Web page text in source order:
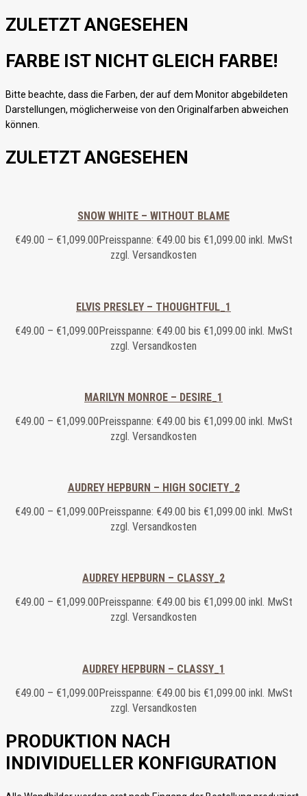
ZULETZT ANGESEHEN
FARBE IST NICHT GLEICH FARBE!
Bitte beachte, dass die Farben, der auf dem Monitor abgebildeten
Darstellungen, möglicherweise von den Originalfarben abweichen
können.
ZULETZT ANGESEHEN
SNOW WHITE – WITHOUT BLAME
€49.00 – €1,099.00 Preisspanne: €49.00 bis €1,099.00 inkl. MwSt
zzgl. Versandkosten
ELVIS PRESLEY – THOUGHTFUL_1
€49.00 – €1,099.00Preisspanne: €49.00 bis €1,099.00 inkl. MwSt
zzgl. Versandkosten
MARILYN MONROE – DESIRE_1
€49.00 – €1,099.00Preisspanne: €49.00 bis €1,099.00 inkl. MwSt
zzgl. Versandkosten
AUDREY HEPBURN – HIGH SOCIETY_2
€49.00 – €1,099.00Preisspanne: €49.00 bis €1,099.00 inkl. MwSt
zzgl. Versandkosten
AUDREY HEPBURN – CLASSY_2
€49.00 – €1,099.00 Preisspanne: €49.00 bis €1,099.00 inkl. MwSt
zzgl. Versandkosten
AUDREY HEPBURN – CLASSY_1
€49.00 – €1,099.00Preisspanne: €49.00 bis €1,099.00 inkl. MwSt
zzgl. Versandkosten
PRODUKTION NACH
INDIVIDUELLER KONFIGURATION